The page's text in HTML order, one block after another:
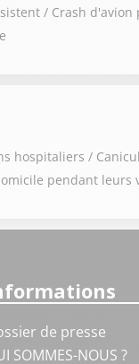
/ Crash
hospitaliers /
pendant leurs
de presse
SOMMES-NOUS ?